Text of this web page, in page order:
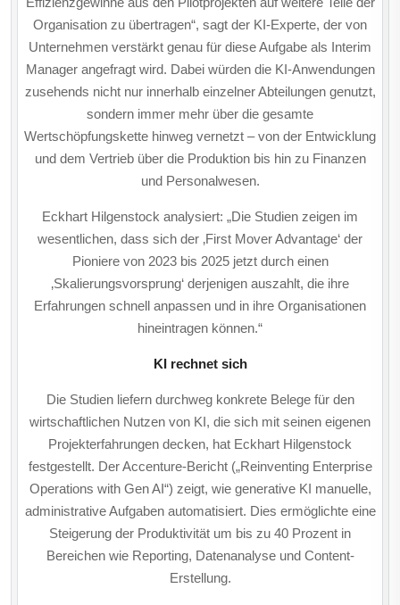
Organisation zu übertragen“, sagt der KI-Experte, der von
Unternehmen verstärkt genau für diese Aufgabe als Interim
Manager angefragt wird. Dabei würden die KI-Anwendungen
zusehends nicht nur innerhalb einzelner Abteilungen genutzt,
sondern immer mehr über die gesamte
Wertschöpfungskette hinweg vernetzt – von der Entwicklung
und dem Vertrieb über die Produktion bis hin zu Finanzen
und Personalwesen.
Eckhart Hilgenstock analysiert: „Die Studien zeigen im
wesentlichen, dass sich der ‚First Mover Advantage‘ der
Pioniere von 2023 bis 2025 jetzt durch einen
‚Skalierungsvorsprung‘ derjenigen auszahlt, die ihre
Erfahrungen schnell anpassen und in ihre Organisationen
hineintragen können.“
KI rechnet sich
Die Studien liefern durchweg konkrete Belege für den
wirtschaftlichen Nutzen von KI, die sich mit seinen eigenen
Projekterfahrungen decken, hat Eckhart Hilgenstock
festgestellt. Der Accenture-Bericht („Reinventing Enterprise
Operations with Gen AI“) zeigt, wie generative KI manuelle,
administrative Aufgaben automatisiert. Dies ermöglichte eine
Steigerung der Produktivität um bis zu 40 Prozent in
Bereichen wie Reporting, Datenanalyse und Content-
Erstellung.